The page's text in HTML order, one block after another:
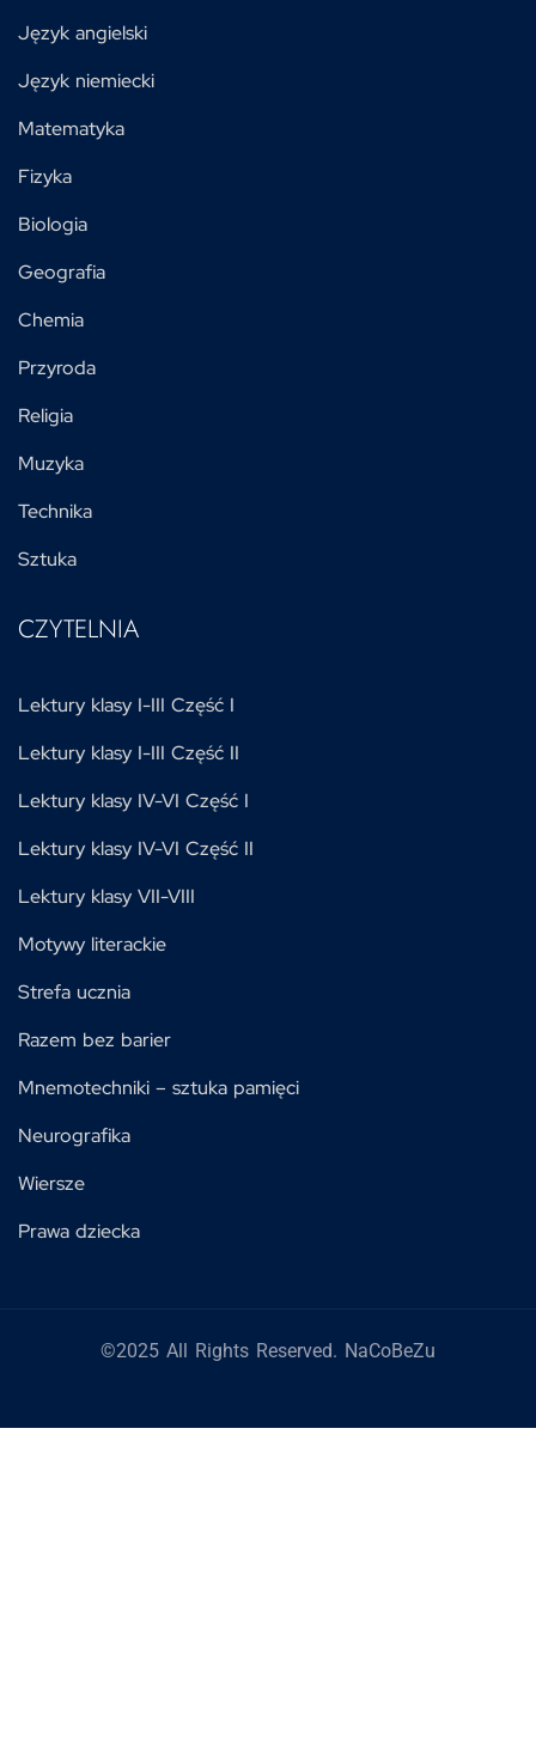
Język angielski
Język niemiecki
Matematyka
Fizyka
Biologia
Geografia
Chemia
Przyroda
Religia
Muzyka
Technika
Sztuka
CZYTELNIA
Lektury klasy I-III Część I
Lektury klasy I-III Część II
Lektury klasy IV-VI Część I
Lektury klasy IV-VI Część II
Lektury klasy VII-VIII
Motywy literackie
Strefa ucznia
Razem bez barier
Mnemotechniki – sztuka pamięci
Neurografika
Wiersze
Prawa dziecka
©2025 All Rights Reserved. NaCoBeZu